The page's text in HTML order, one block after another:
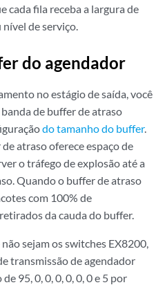
cada fila receba a largura de
de serviço.
do agendador
no estágio de saída, você
de buffer de atraso
do tamanho do buffer.
atraso oferece espaço de
o tráfego de explosão até a
Quando o buffer de atraso
com 100% de
da cauda do buffer.
sejam os switches EX8200,
transmissão de agendador
95, 0, 0, 0, 0, 0, 0 e 5 por